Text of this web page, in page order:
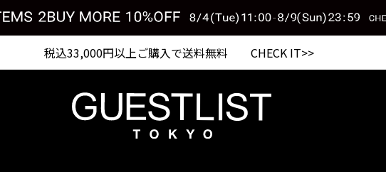
税込33,000円以上ご購入で送料無料 CHECK IT>>